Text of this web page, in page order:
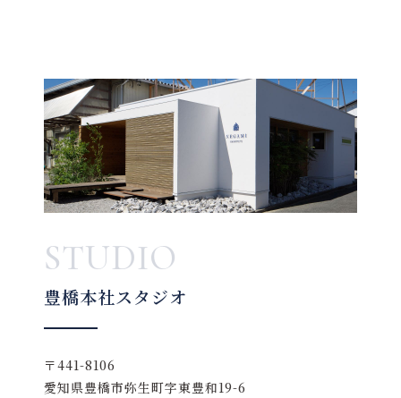
STUDIO
豊橋本社スタジオ
〒441-8106
愛知県豊橋市弥生町字東豊和19-6